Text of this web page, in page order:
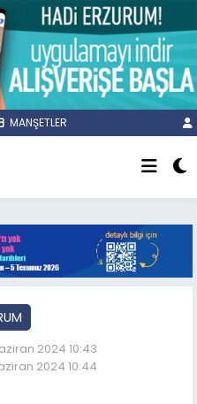
MANŞETLER
2024 10:43
2024 10:44